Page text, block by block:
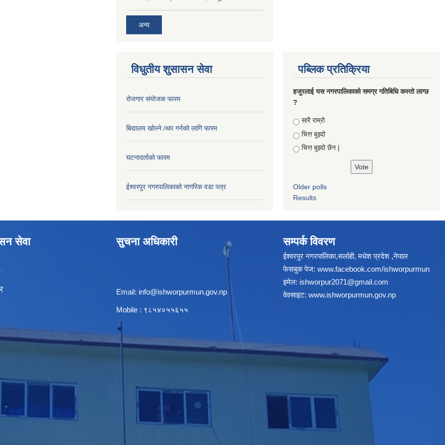
अन्य
विधुतीय शुसासन सेवा
रोजगार संयोजक फारम
बिद्यालय खोल्ने /थप गर्नको लागि फारम
घटनादर्ताको फारम
ईश्वरपुर नगरपालिकाको नागरिक वडा पत्र
पब्लिक प्रतिक्रिया
हजुरलाई यस नगरपालिकाको समग्र गतिबिधि कस्तो लाग्छ
?
Choices
सारै राम्रो
चित्त बुझ्दो
चित्त बुझ्दो छैन |
Older polls
Results
सेवा सुचना अधिकारी
Email: info@ishworpurmun.gov.np
Mobile : ९८५४०५५६५५
सम्पर्क विवरण
ईश्वरपुर नगरपालिका,सर्लाही, मधेश प्रदेश ,नेपाल
फेसबुक पेज: www.facebook.com/ishworpurmun
इमेल: ishworpur2071@gmail.com
वेवसाइट: www.ishworpurmun.gov.np